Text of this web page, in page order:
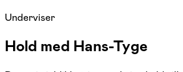
Underviser
Hold med Hans-Tyge